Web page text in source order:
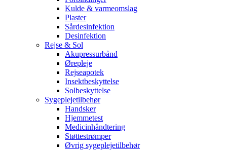
Kulde & varmeomslag
Plaster
Sårdesinfektion
Desinfektion
Rejse & Sol
Akupressurbånd
Ørepleje
Rejseapotek
Insektbeskyttelse
Solbeskyttelse
Sygeplejetilbehør
Handsker
Hjemmetest
Medicinhåndtering
Støttestrømper
Øvrig sygeplejetilbehør